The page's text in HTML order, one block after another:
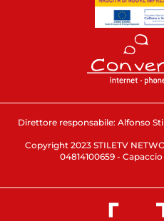
Direttore responsabile: Alfonso
Copyright 2023 STILETV
04814100659 -